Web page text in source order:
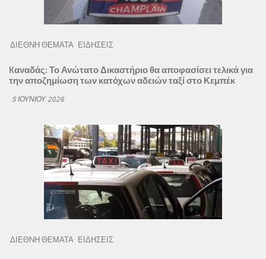
ΔΙΕΘΝΗ ΘΕΜΑΤΑ ΕΙΔΗΣΕΙΣ
Kαναδάς: Το Ανώτατο Δικαστήριο θα αποφασίσει τελικά για
την αποζημίωση των κατόχων αδειών ταξί στο Κεμπέκ
5 ΙΟΥΝΊΟΥ 2026
ΔΙΕΘΝΗ ΘΕΜΑΤΑ ΕΙΔΗΣΕΙΣ